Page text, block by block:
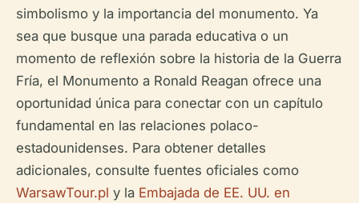
simbolismo y la importancia del monumento. Ya
sea que busque una parada educativa o un
momento de reflexión sobre la historia de la Guerra
Fría, el Monumento a Ronald Reagan ofrece una
oportunidad única para conectar con un capítulo
fundamental en las relaciones polaco-
estadounidenses. Para obtener detalles
adicionales, consulte fuentes oficiales como
WarsawTour.pl y la Embajada de EE. UU. en